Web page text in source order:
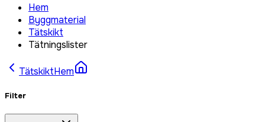
Hem
Byggmaterial
Tätskikt
Tätningslister
TätskiktHem
Filter